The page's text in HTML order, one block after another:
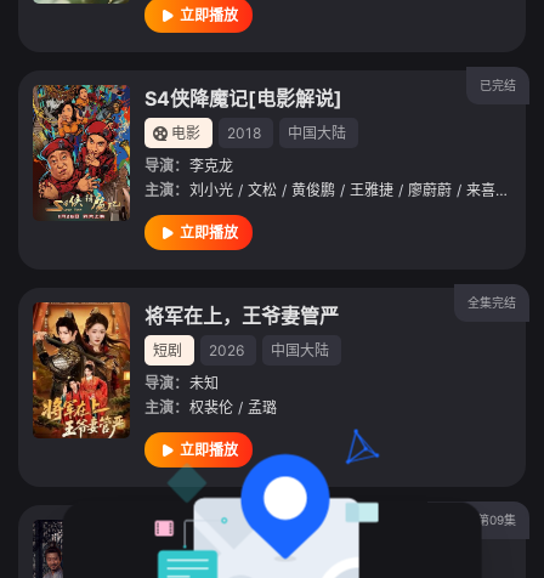
立即播放
已完结
S4侠降魔记[电影解说]
电影 2018
中国大陆
导演： 李克龙
主演： 刘小光 / 文松 / 黄俊鹏 / 王雅捷 / 廖蔚蔚 / 来喜 /
立即播放
全集完结
将军在上，王爷妻管严
短剧 2026
中国大陆
导演： 未知
主演： 权裴伦 / 孟璐
立即播放
更新至第09集
错付
连续剧
中国大陆